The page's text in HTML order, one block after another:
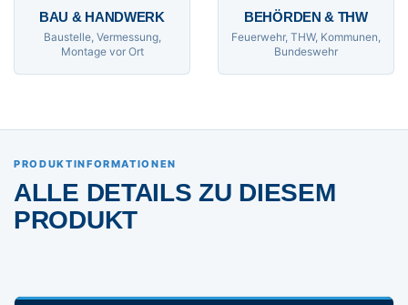
BAU & HANDWERK
Baustelle, Vermessung,
Montage vor Ort
BEHÖRDEN & THW
Feuerwehr, THW, Kommunen,
Bundeswehr
PRODUKTINFORMATIONEN
ALLE DETAILS ZU DIESEM
PRODUKT